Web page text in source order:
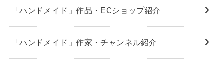
「ハンドメイド」作品・ECショップ紹介
「ハンドメイド」作家・チャンネル紹介